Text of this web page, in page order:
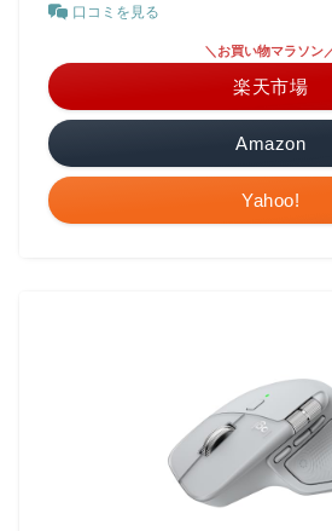
口コミを見る
Amazon
＼お買い物マラソン
楽天市場
Yahoo!